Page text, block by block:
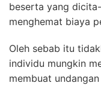
beserta yang
menghemat biaya
Oleh sebab itu
individu mungkin
membuat